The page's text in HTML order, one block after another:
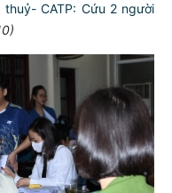
CATP: Cứu 2 người
MỆNH LÀ: